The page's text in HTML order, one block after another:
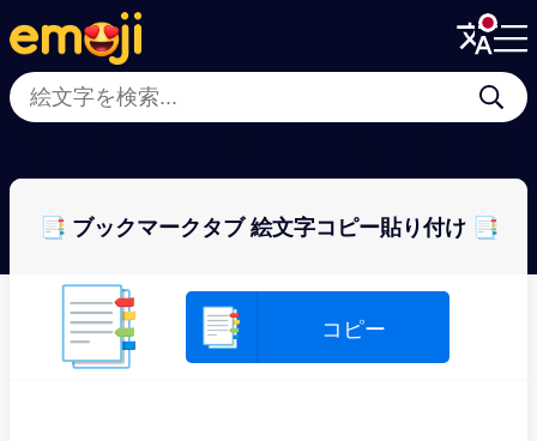
Menu
Close
Menu
Close
📑 ブックマークタブ 絵文字コピー貼り付け 📑
📑 📑 コピー